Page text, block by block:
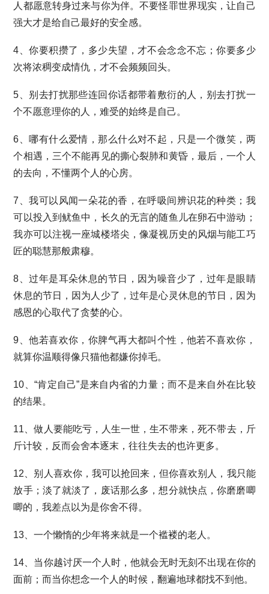
人都愿意转身过来与你为伴。不要怪罪世界现实，让自己
强大才是给自己最好的安全感。
4、你要积攒了，多少失望，才不会念念不忘；你要多少
次将浓稠变成情仇，才不会频频回头。
5、别去打扰那些连回你话都带着敷衍的人，别去打扰一
个不愿意理你的人，难受的始终是自己。
6、哪有什么爱情，那么什么对不起，只是一个微笑，两
个相遇，三个不能再见的撕心裂肺和黄昏，最后，一个人
的去向，不懂两个人的心房。
7、我可以风闻一朵花的香，在呼吸间辨识花的种类；我
可以投入到鱿鱼中，长久的无言的随鱼儿在卵石中游动；
我亦可以注视一座城楼塔尖，像凝视历史的风烟与能工巧
匠的聪慧那般肃穆。
8、过年是耳朵休息的节日，因为噪音少了，过年是眼睛
休息的节日，因为人少了，过年是心灵休息的节日，因为
感恩的心取代了贪婪的心。
9、他若喜欢你，你脾气再大都叫个性，他若不喜欢你，
就算你温顺得像只猫他都嫌你掉毛。
10、“肯定自己”是来自内省的力量；而不是来自外在比较
的结果。
11、做人要能吃亏，人生一世，生不带来，死不带去，斤
斤计较，反而会舍本逐末，往往失去的也许更多。
12、别人喜欢你，我可以抢回来，但你喜欢别人，我只能
放手；淡了就淡了，废话那么多，想分就快点，你磨磨唧
唧的，我差点以为是你舍不得。
13、一个懒惰的少年将来就是一个褴褛的老人。
14、当你越讨厌一个人时，他就会无时无刻不出现在你的
面前；而当你想念一个人的时候，翻遍地球都找不到他。